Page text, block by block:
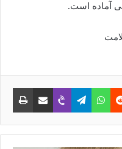
آماده است.
‫Redditواتس
آپ
تلگراموایبر اشتراک
ایمیل